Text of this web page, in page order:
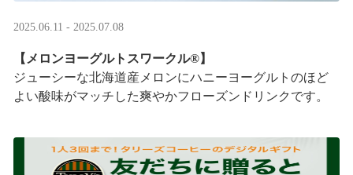
2025.06.11 - 2025.07.08
【メロンヨーグルトスワークル®】
ジューシーな北海道産メロンにハニーヨーグルトのほど
よい酸味がマッチした爽やかフローズンドリンクです。